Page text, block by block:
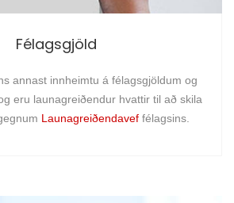
Félagsgjöld
annast innheimtu á félagsgjöldum og
eru launagreiðendur hvattir til að skila
Launagreiðendaveffélagsins.